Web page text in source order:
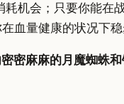
机会；只要你能在
血量健康的状况下稳
密麻麻的月魔蜘蛛